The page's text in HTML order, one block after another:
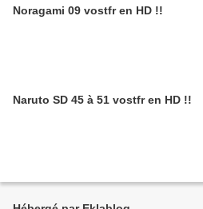
Noragami 09 vostfr en HD !!
Naruto SD 45 à 51 vostfr en HD !!